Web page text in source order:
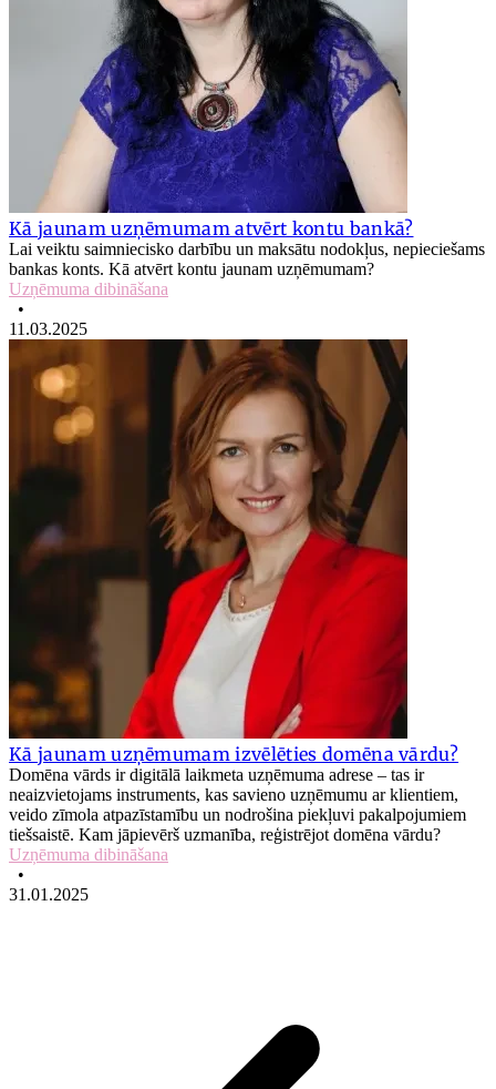
Kā jaunam uzņēmumam atvērt kontu bankā?
Lai veiktu saimniecisko darbību un maksātu nodokļus, nepieciešams
bankas konts. Kā atvērt kontu jaunam uzņēmumam?
Uzņēmuma dibināšana
•
11.03.2025
Kā jaunam uzņēmumam izvēlēties domēna vārdu?
Domēna vārds ir digitālā laikmeta uzņēmuma adrese – tas ir
neaizvietojams instruments, kas savieno uzņēmumu ar klientiem,
veido zīmola atpazīstamību un nodrošina piekļuvi pakalpojumiem
tiešsaistē. Kam jāpievērš uzmanība, reģistrējot domēna vārdu?
Uzņēmuma dibināšana
•
31.01.2025